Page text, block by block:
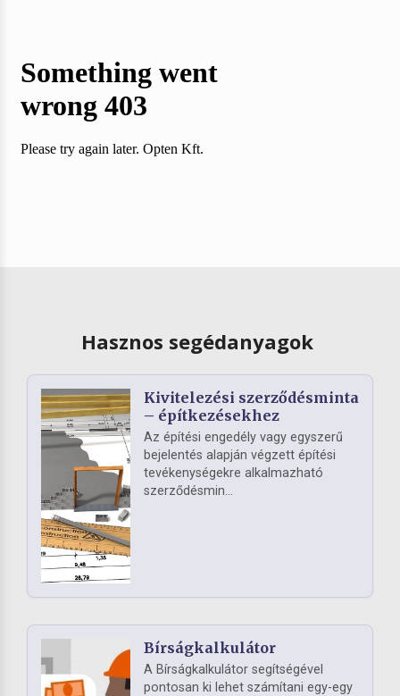
Hasznos segédanyagok
Kivitelezési szerződésminta
– építkezésekhez
Az építési engedély vagy egyszerű
bejelentés alapján végzett építési
tevékenységekre alkalmazható
szerződésmin...
Bírságkalkulátor
A Bírságkalkulátor segítségével
pontosan ki lehet számítani egy-egy